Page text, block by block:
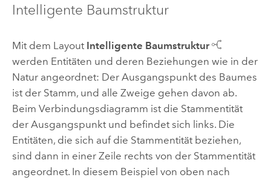
Intelligente Baumstruktur
Mit dem Layout Intelligente Baumstruktur
werden Entitäten und deren Beziehungen wie in der
Natur angeordnet: Der Ausgangspunkt des Baumes
ist der Stamm, und alle Zweige gehen davon ab.
Beim Verbindungsdiagramm ist die Stammentität
der Ausgangspunkt und befindet sich links. Die
Entitäten, die sich auf die Stammentität beziehen,
sind dann in einer Zeile rechts von der Stammentität
angeordnet. In diesem Beispiel von oben nach